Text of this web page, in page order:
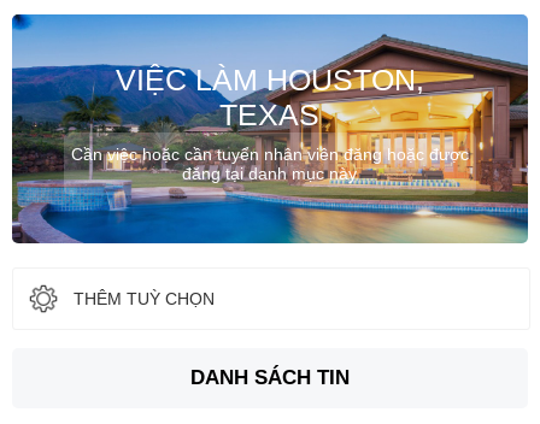
VIỆC LÀM HOUSTON,
TEXAS
Cần việc hoặc cần tuyển nhân viên đăng hoặc được
đăng tại danh mục này
THÊM TUỲ CHỌN
DANH SÁCH TIN